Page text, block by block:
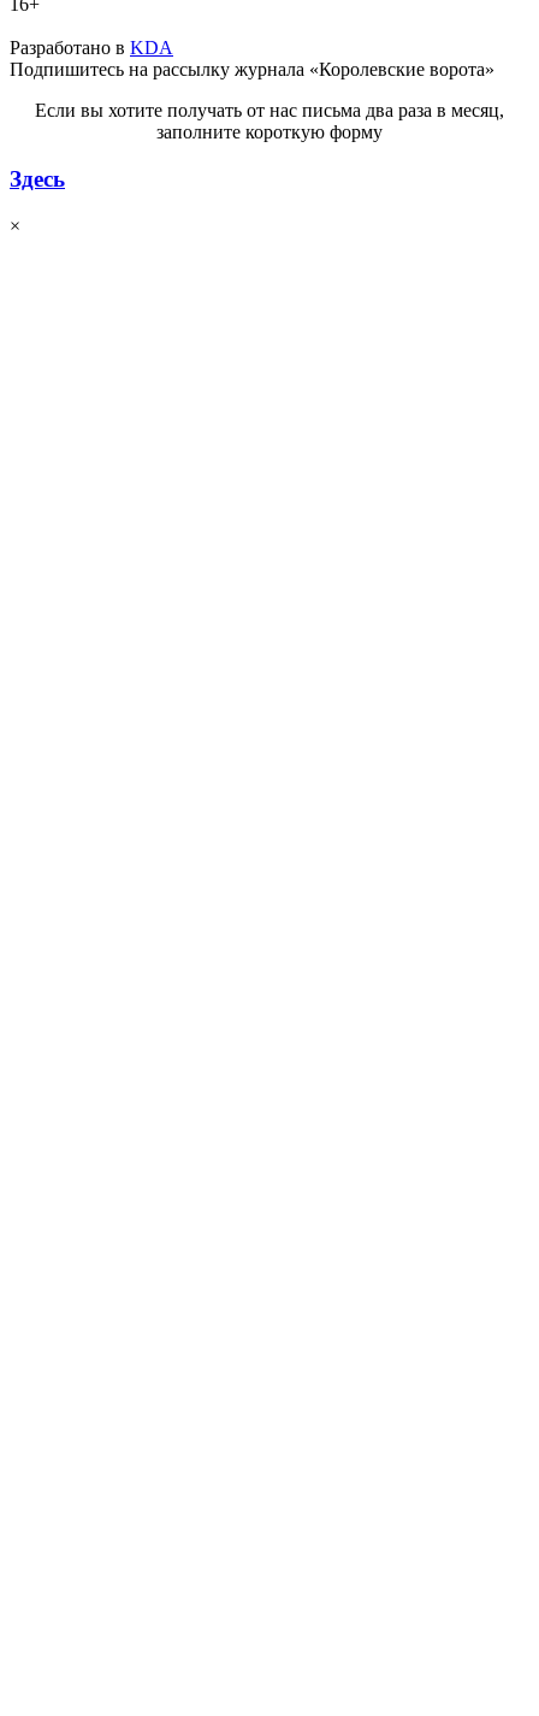
16+
Разработано в KDA
Подпишитесь на рассылку журнала «Королевские ворота»
Если вы хотите получать от нас письма два раза в месяц,
заполните короткую форму
Здесь
×